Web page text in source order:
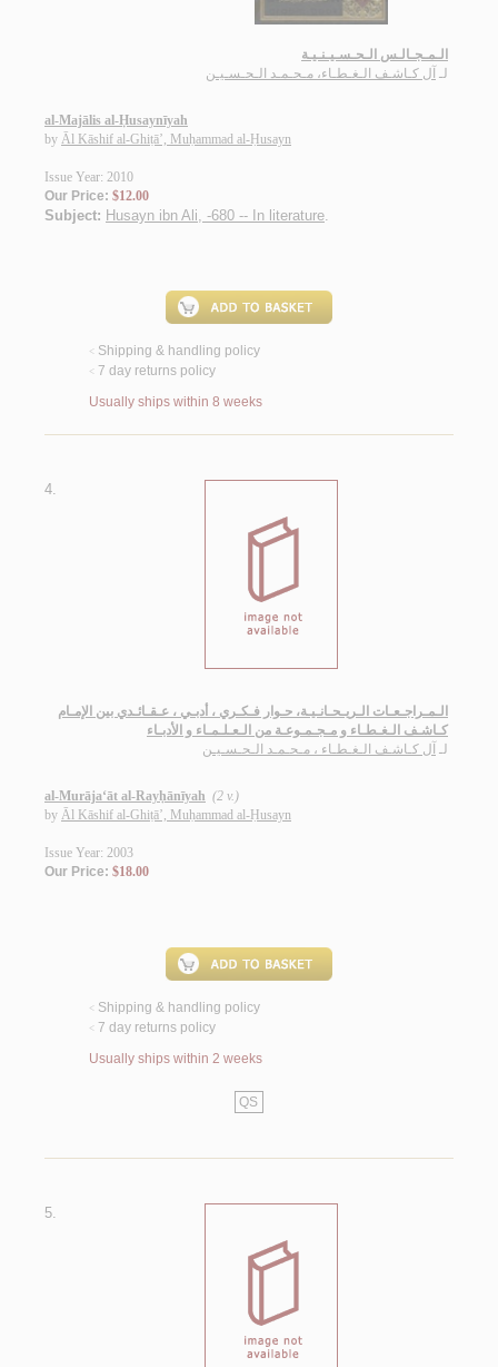
الـمـجـالـس الـحـسـيـنـيـة
لـ آل كـاشـف الـغـطـاء، مـحـمـد الـحـسـيـن
al-Majālis al-Ḥusaynīyah
by Āl Kāshif al-Ghiṭā’, Muḥammad al-Ḥusayn
Issue Year: 2010
Our Price: $12.00
Subject: Husayn ibn Ali, -680 -- In literature.
< Shipping & handling policy
< 7 day returns policy
Usually ships within 8 weeks
4.
الـمـراجـعـات الـريـحـانـيـة، حـوار فـكـري ، أدبـي ، عـقـائـدي بين الإمـام
كـاشـف الـغـطـاء و مـجـمـوعـة من الـعـلـمـاء و الأدبـاء
لـ آل كـاشـف الـغـطـاء ، مـحـمـد الـحـسـيـن
al-Murāja‘āt al-Rayḥānīyah (2 v.)
by Āl Kāshif al-Ghiṭā’, Muḥammad al-Ḥusayn
Issue Year: 2003
Our Price: $18.00
< Shipping & handling policy
< 7 day returns policy
Usually ships within 2 weeks
QS
5.